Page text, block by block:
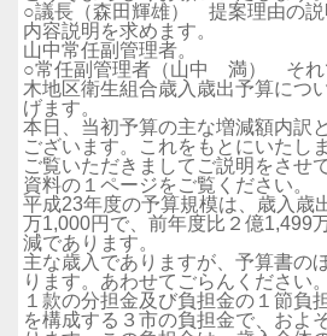
○議長（森田輝雄） 提案理由の説
内容説明を求めます。
山中常任副管理者。
○常任副管理者（山中 満） それ
木地区衛生組合歳入歳出予算につ
げます。
本日、当初予算の主な増減額内訳
ございます。これをもとにいたし
ご覧いただきましてご説明をさせ
資料の１ページをご覧ください。
平成23年度の予算規模は、歳入歳
万1,000円で、前年度比２億1,499
減であります。
主な歳入でありますが、予算書の
ります。あわせてごらんください。
１款の分担金及び負担金の１節負
を構成する３市の負担金で、およ